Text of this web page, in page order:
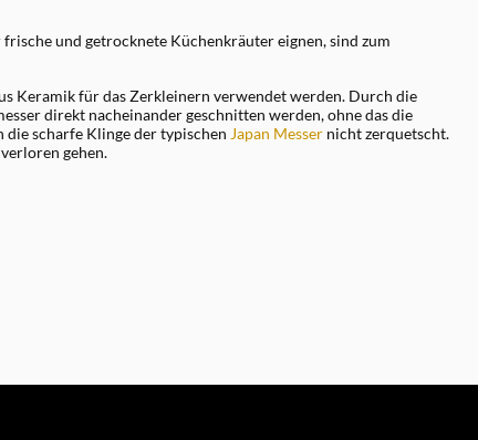
frische und getrocknete Küchenkräuter eignen, sind zum
Keramik für das Zerkleinern verwendet werden. Durch die
direkt nacheinander geschnitten werden, ohne das die
die scharfe Klinge der typischen Japan Messer nicht zerquetscht.
gehen.